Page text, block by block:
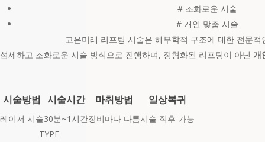
# 조화로운 시술
# 개인 맞춤 시술
고은미래 리프팅 시술은 해부학적 구조에 대한 전문적
섬세하고 조화로운 시술 방식으로 진행하며, 정형화된 리프팅이 아닌 개
시술방법
레이저 시술
시술시간
30분~1시간
마취방법
장비마다 다름
일상복귀
시술 직후 가능
TYPE